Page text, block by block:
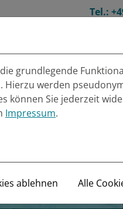
Tel.:
Karriere
grundlegende
Hierzu werden
können Sie jederzeit
Impressum.
ablehnen Alle